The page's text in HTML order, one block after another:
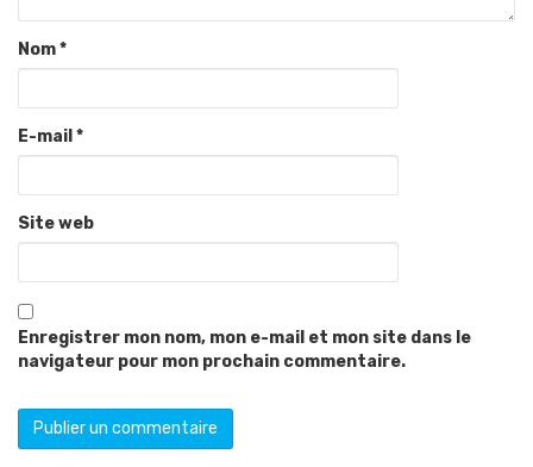
Nom*
E-mail *
Site web
Enregistrer mon nom, mon e-mail et mon site dans le
navigateur pour mon prochain commentaire.